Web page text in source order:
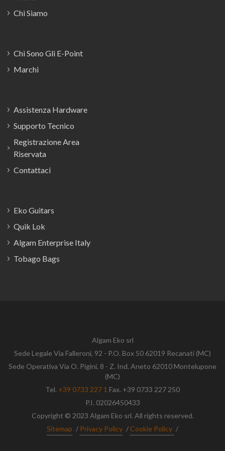
Chi Siamo
Chi Sono Gli E-Point
Marchi
Assistenza Hardware
Supporto Tecnico
Registrazione Area
Riservata
Contattaci
Eko Guitars
Quik Lok
Algam Enterprise Italy
Tobago Bags
Algam Eko srl
Sede Legale Via Falleroni, 92 - P.O. Box 50 62019 Recanati (MC)
Sede Operativa Via O. Pigini, 8 - Z. Ind. Aneto 62010 Montelupone
(MC)
Tel. +39 0733 227 1 Fax. +39 0733 227 250
P.I. 02026450433
Copyright © 2023 Algam Eko srl. All rights reserved.
Sitemap / Privacy Policy / Cookie Policy /